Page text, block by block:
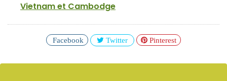
Vietnam et Cambodge
Facebook Twitter Pinterest